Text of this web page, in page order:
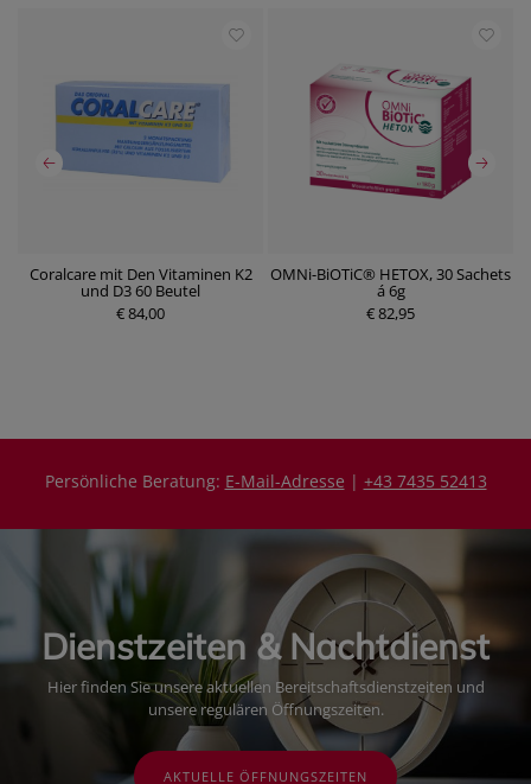
Coralcare mit Den Vitaminen K2
und D3 60 Beutel
€ 84,00
OMNi-BiOTiC® HETOX, 30 Sachets
á 6g
€ 82,95
Persönliche Beratung: E-Mail-Adresse | +43 7435 52413
Dienstzeiten & Nachtdienst
Hier finden Sie unsere aktuellen Bereitschaftsdienstzeiten und
unsere regulären Öffnungszeiten.
AKTUELLE ÖFFNUNGSZEITEN